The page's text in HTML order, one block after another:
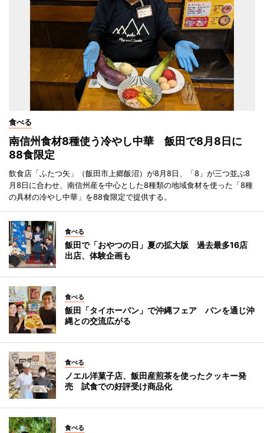
食べる
南信州食材8種使う冷やし中華 飯田で8月8日に
88食限定
飲食店「ふたつ矢」（飯田市上郷飯沼）が8月8日、「8」が三つ並ぶ8
月8日に合わせ、南信州産を中心とした8種類の地域食材を使った「8種
の具材の冷やし中華」を88食限定で提供する。
食べる
飯田で「おやつの日」夏の拡大版 過去最多16店
出店、体験企画も
食べる
飯田「タイホーパン」で沖縄フェア パンを通じ沖
縄との交流広がる
食べる
ノエル洋菓子店、飯田産煎茶を使ったクッキー発
売 試食での好評受け商品化
食べる